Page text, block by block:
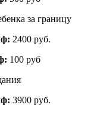
за границу
2400 руб.
100 руб
3900 руб.